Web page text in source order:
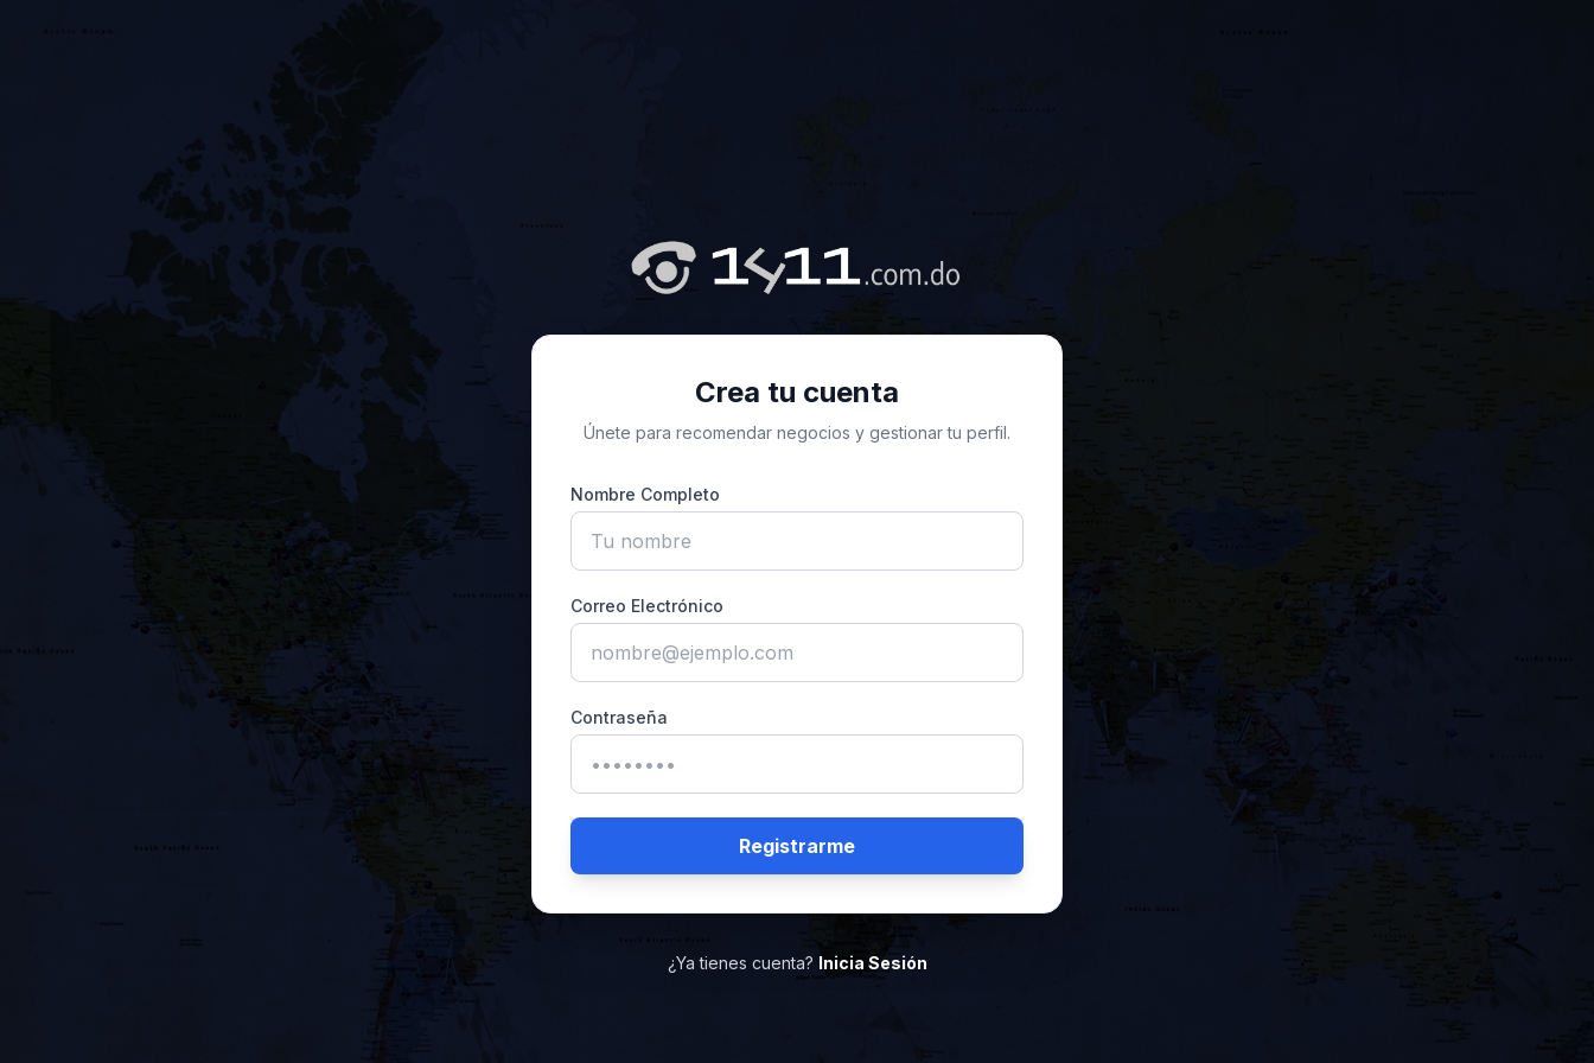
Crea tu cuenta
Únete para recomendar negocios y gestionar tu perfil.
Nombre Completo
Correo Electrónico
Contraseña
Registrarme
¿Ya tienes cuenta? Inicia Sesión